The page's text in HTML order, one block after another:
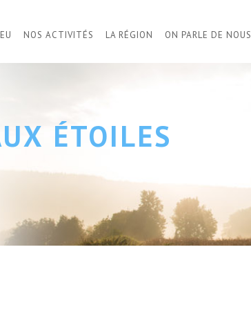
NOS ACTIVITÉS LA RÉGION ON PARLE DE NOUS
ÉTOILES